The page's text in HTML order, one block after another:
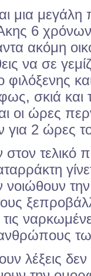
μια
6
ακόμη
να σε
φιλόξενης
σκιά και
οι ώρες
για 2 ώρες
στον
νοιώθουν
λέξεις